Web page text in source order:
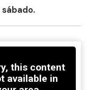
sábado.